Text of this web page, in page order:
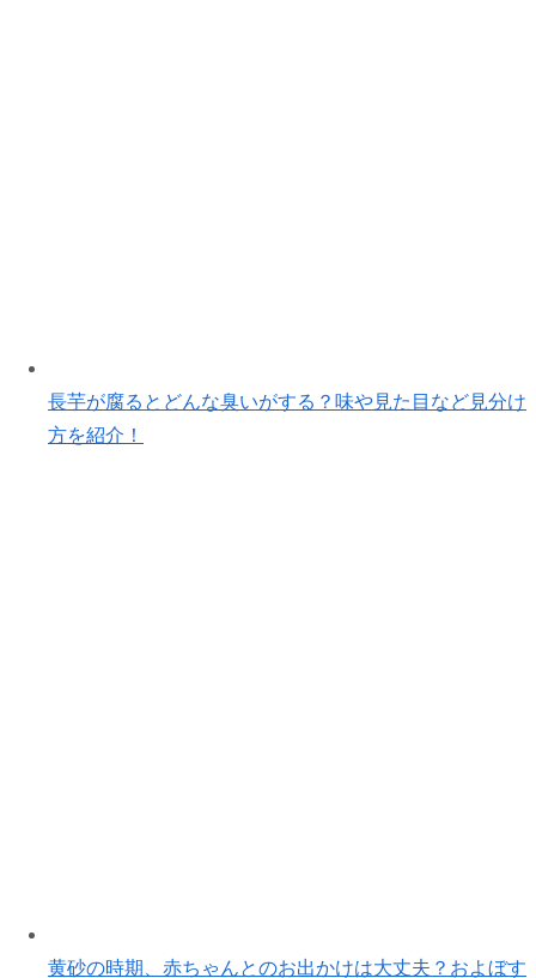
長芋が腐るとどんな臭いがする？味や見た目など見分け
方を紹介！
黄砂の時期、赤ちゃんとのお出かけは大丈夫？およぼす